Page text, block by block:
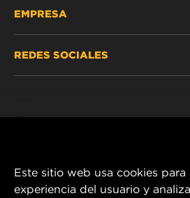
VEHÍCULOS LIVIANOS Y
EMPRESA
REDES SOCIALES
Este sitio web usa cookies para
experiencia del usuario y